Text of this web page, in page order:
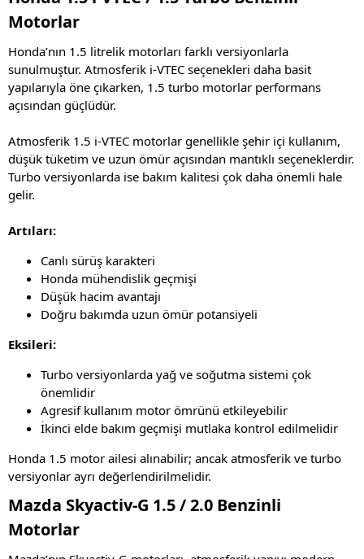
Motorlar
Honda’nın 1.5 litrelik motorları farklı versiyonlarla
sunulmuştur. Atmosferik i-VTEC seçenekleri daha basit
yapılarıyla öne çıkarken, 1.5 turbo motorlar performans
açısından güçlüdür.
Atmosferik 1.5 i-VTEC motorlar genellikle şehir içi kullanım,
düşük tüketim ve uzun ömür açısından mantıklı seçeneklerdir.
Turbo versiyonlarda ise bakım kalitesi çok daha önemli hale
gelir.
Artıları:
Canlı sürüş karakteri
Honda mühendislik geçmişi
Düşük hacim avantajı
Doğru bakımda uzun ömür potansiyeli
Eksileri:
Turbo versiyonlarda yağ ve soğutma sistemi çok
önemlidir
Agresif kullanım motor ömrünü etkileyebilir
İkinci elde bakım geçmişi mutlaka kontrol edilmelidir
Honda 1.5 motor ailesi alınabilir; ancak atmosferik ve turbo
versiyonlar ayrı değerlendirilmelidir.
Mazda Skyactiv-G 1.5 / 2.0 Benzinli
Motorlar